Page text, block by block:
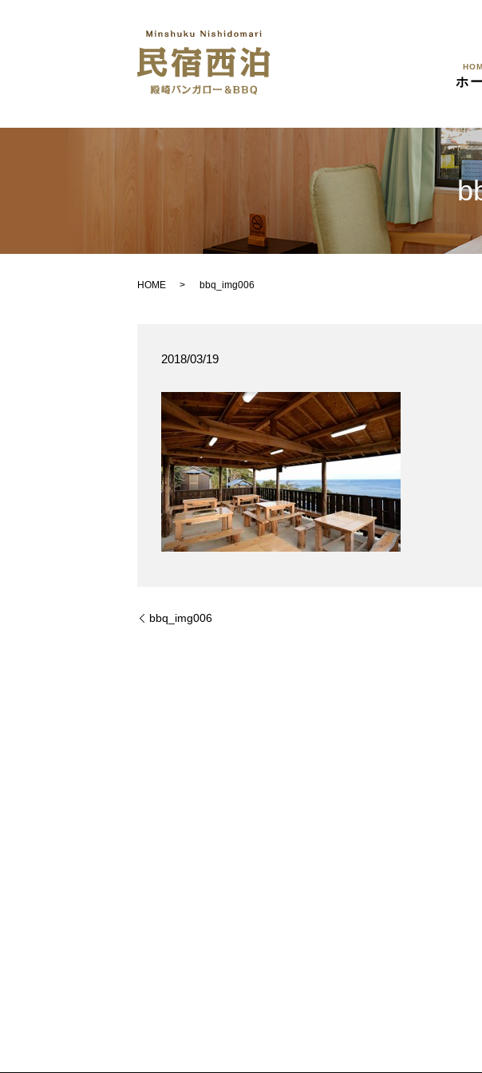
ホ
HOME bbq_img006
2018/03/19
bbq_img006